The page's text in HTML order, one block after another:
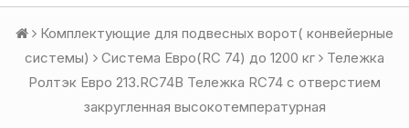
Комплектующие для подвесных ворот( конвейерные
системы)
Система Евро(RC 74) до 1200 кг
Тележка
Ролтэк Евро 213.RC74В Тележка RC74 с отверстием
закругленная высокотемпературная